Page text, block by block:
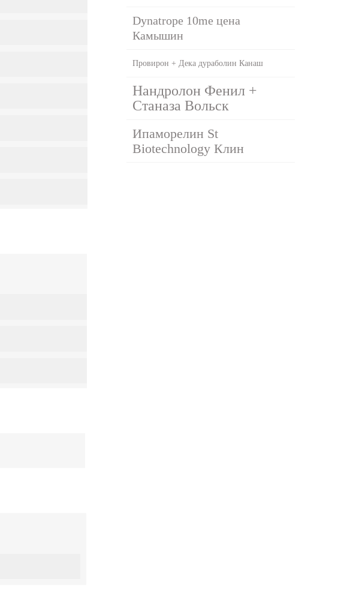
Dynatrope 10me цена
Камышин
Провирон + Дека дураболин Канаш
Нандролон Фенил +
Станаза Вольск
Ипаморелин St
Biotechnology Клин